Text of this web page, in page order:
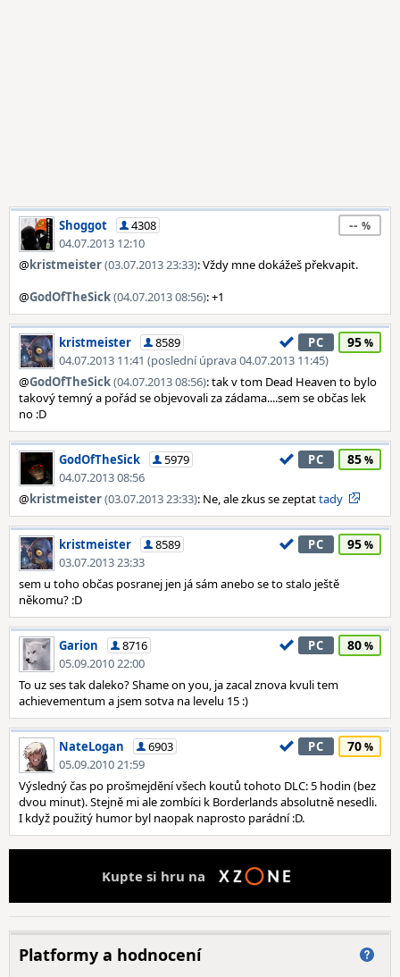
Shoggot
4308
04.07.2013 12:10
--
@kristmeister(03.07.2013 23:33): Vždy mne dokážeš překvapit.
@GodOfTheSick(04.07.2013 08:56): +1
kristmeister
8589
04.07.2013 11:41 (poslední úprava 04.07.2013 11:45)
PC 95
@GodOfTheSick(04.07.2013 08:56): tak v tom Dead Heaven to bylo
takový temný a pořád se objevovali za zádama....sem se občas lek
no :D
GodOfTheSick
5979
04.07.2013 08:56
PC 85
@kristmeister(03.07.2013 23:33): Ne, ale zkus se zeptattady
kristmeister
8589
03.07.2013 23:33
PC 95
sem u toho občas posranej jen já sám anebo se to stalo ještě
někomu? :D
Garion
8716
05.09.2010 22:00
PC 80
To uz ses tak daleko? Shame on you, ja zacal znova kvuli tem
achievementum a jsem sotva na levelu 15 :)
NateLogan
6903
05.09.2010 21:59
PC 70
Výsledný čas po prošmejdění všech koutů tohoto DLC: 5 hodin (bez
dvou minut). Stejně mi ale zombíci k Borderlands absolutně nesedli.
I když použitý humor byl naopak naprosto parádní :D.
Kupte si hru na
Platformy a hodnocení